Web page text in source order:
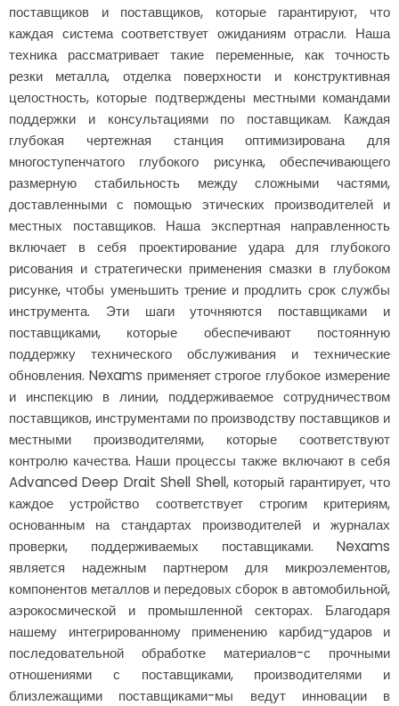
поставщиков и поставщиков, которые гарантируют, что
каждая система соответствует ожиданиям отрасли. Наша
техника рассматривает такие переменные, как точность
резки металла, отделка поверхности и конструктивная
целостность, которые подтверждены местными командами
поддержки и консультациями по поставщикам. Каждая
глубокая чертежная станция оптимизирована для
многоступенчатого глубокого рисунка, обеспечивающего
размерную стабильность между сложными частями,
доставленными с помощью этических производителей и
местных поставщиков. Наша экспертная направленность
включает в себя проектирование удара для глубокого
рисования и стратегически применения смазки в глубоком
рисунке, чтобы уменьшить трение и продлить срок службы
инструмента. Эти шаги уточняются поставщиками и
поставщиками, которые обеспечивают постоянную
поддержку технического обслуживания и технические
обновления. Nexams применяет строгое глубокое измерение
и инспекцию в линии, поддерживаемое сотрудничеством
поставщиков, инструментами по производству поставщиков и
местными производителями, которые соответствуют
контролю качества. Наши процессы также включают в себя
Advanced Deep Drait Shell Shell, который гарантирует, что
каждое устройство соответствует строгим критериям,
основанным на стандартах производителей и журналах
проверки, поддерживаемых поставщиками. Nexams
является надежным партнером для микроэлементов,
компонентов металлов и передовых сборок в автомобильной,
аэрокосмической и промышленной секторах. Благодаря
нашему интегрированному применению карбид-ударов и
последовательной обработке материалов-с прочными
отношениями с поставщиками, производителями и
близлежащими поставщиками-мы ведут инновации в